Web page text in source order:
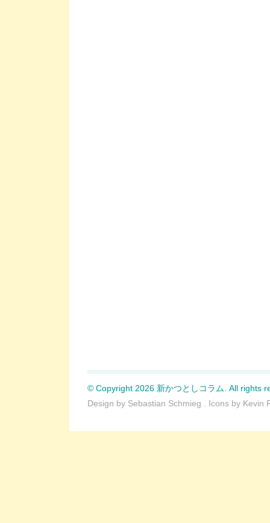
© Copyright 2026 新かつとしコラム. All rights
Design by Sebastian Schmieg . Icons by Kevin